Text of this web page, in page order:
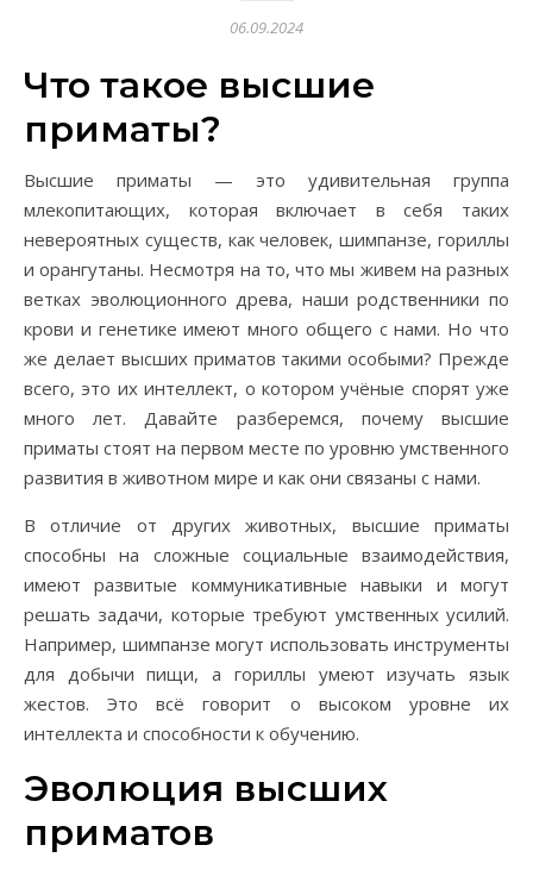
06.09.2024
Что такое высшие
приматы?
Высшие приматы — это удивительная группа
млекопитающих, которая включает в себя таких
невероятных существ, как человек, шимпанзе, гориллы
и орангутаны. Несмотря на то, что мы живем на разных
ветках эволюционного древа, наши родственники по
крови и генетике имеют много общего с нами. Но что
же делает высших приматов такими особыми? Прежде
всего, это их интеллект, о котором учёные спорят уже
много лет. Давайте разберемся, почему высшие
приматы стоят на первом месте по уровню умственного
развития в животном мире и как они связаны с нами.
В отличие от других животных, высшие приматы
способны на сложные социальные взаимодействия,
имеют развитые коммуникативные навыки и могут
решать задачи, которые требуют умственных усилий.
Например, шимпанзе могут использовать инструменты
для добычи пищи, а гориллы умеют изучать язык
жестов. Это всё говорит о высоком уровне их
интеллекта и способности к обучению.
Эволюция высших
приматов